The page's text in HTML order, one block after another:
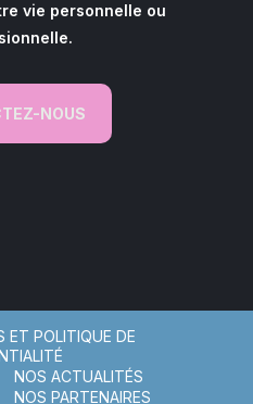
vie personnelle ou
NOUS
ET POLITIQUE DE
NOS ACTUALITÉS
NOS PARTENAIRES